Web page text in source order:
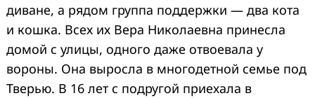
диване, а рядом группа поддержки — два кота
и кошка. Всех их Вера Николаевна принесла
домой с улицы, одного даже отвоевала у
вороны. Она выросла в многодетной семье под
Тверью. В 16 лет с подругой приехала в